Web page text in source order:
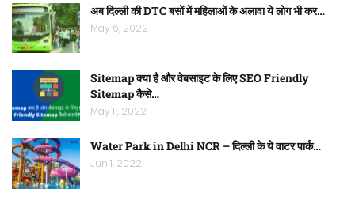
अब दिल्ली की DTC बसों में महिलाओं के अलावा ये लोग भी कर…
May 6, 2022
Sitemap क्या है और वेबसाइट के लिए SEO Friendly
Sitemap कैसे…
May 11, 2022
Water Park in Delhi NCR – दिल्ली के ये वाटर पार्क…
Jun 1, 2022